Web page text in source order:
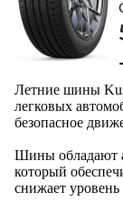
Летние шины
легковых
безопасное
Шины обладают
который
снижает